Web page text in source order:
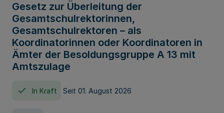
Gesetz zur Überleitung der
Gesamtschulrektorinnen,
Gesamtschulrektoren – als
Koordinatorinnen oder Koordinatoren in
Ämter der Besoldungsgruppe A 13 mit
Amtszulage
In Kraft Seit 01. August 2026